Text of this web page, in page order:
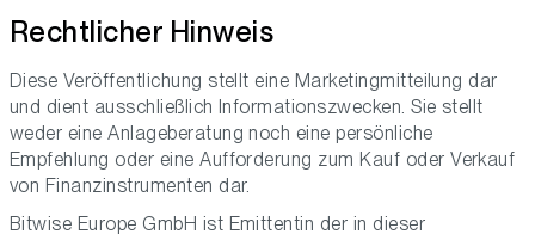
Rechtlicher Hinweis
Diese Veröffentlichung stellt eine Marketingmitteilung dar
und dient ausschließlich Informationszwecken. Sie stellt
weder eine Anlageberatung noch eine persönliche
Empfehlung oder eine Aufforderung zum Kauf oder Verkauf
von Finanzinstrumenten dar.
Bitwise Europe GmbH ist Emittentin der in dieser